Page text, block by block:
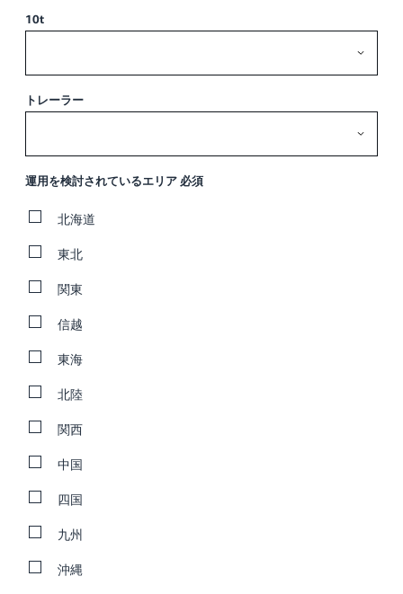
10t
トレーラー
運用を検討されているエリア 必須
北海道
東北
関東
信越
東海
北陸
関西
中国
四国
九州
沖縄